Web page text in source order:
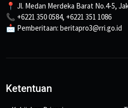
📍 Jl. Medan Merdeka Barat No.4-5,
📞 +6221 350 0584, +6221 351 1086
📩 Pemberitaan: beritapro3@rri.go.id
Ketentuan